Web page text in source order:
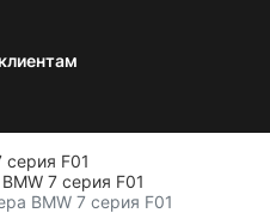
клиентам
серия F01
7 серия F01
BMW 7 серия F01